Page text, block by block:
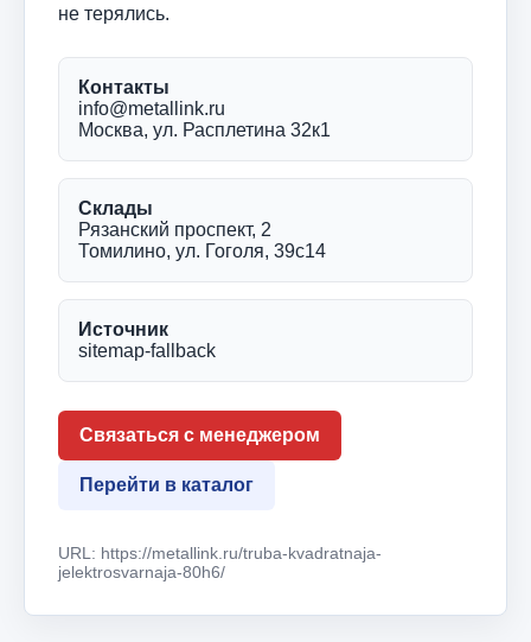
не терялись.
Контакты
info@metallink.ru
Москва, ул. Расплетина 32к1
Склады
Рязанский проспект, 2
Томилино, ул. Гоголя, 39с14
Источник
sitemap-fallback
Связаться с менеджером
Перейти в каталог
URL: https://metallink.ru/truba-kvadratnaja-
jelektrosvarnaja-80h6/